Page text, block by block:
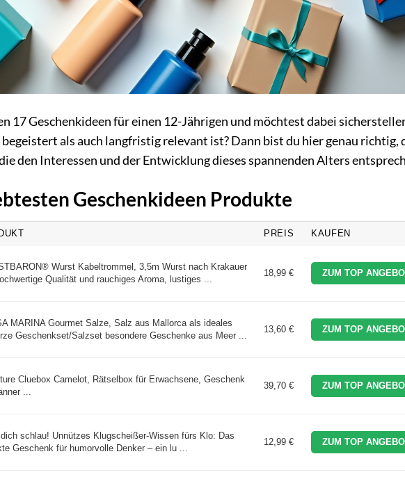
17 Geschenkideen für einen 12-Jährigen und möchtest dabei
als auch langfristig relevant ist? Dann bist du hier genau richtig,
den Interessen und der Entwicklung dieses spannenden Alters
Geschenkideen Produkte
PREIS KAUFEN
Wurst Kabeltrommel, 3,5m Wurst nach Krakauer
Qualität und rauchiges Aroma, lustiges ...
18,99 € ZUM TOP
MARINA Gourmet Salze, Salz aus Mallorca als ideales
Geschenkset/Salzset besondere Geschenke aus Meer ...
13,60 € ZUM TOP
Cluebox Camelot, Rätselbox für Erwachsene, Geschenk
...
39,70 € ZUM TOP
schlau! Unnützes Klugscheißer-Wissen fürs Klo: Das
Geschenk für humorvolle Denker – ein lu ...
12,99 € ZUM TOP